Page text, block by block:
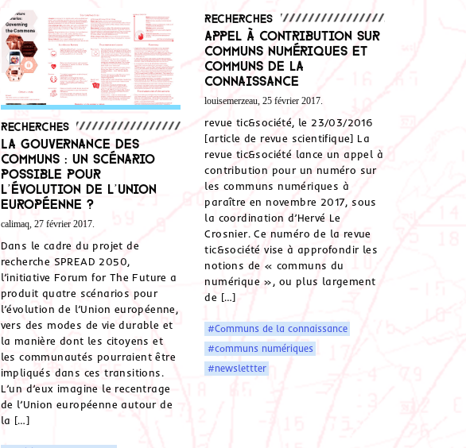
Recherches
La gouvernance des
Communs : un scénario
possible pour
l’évolution de l’Union
européenne ?
calimaq, 27 février 2017.
Dans le cadre du projet de
recherche SPREAD 2050,
l’initiative Forum for The Future a
produit quatre scénarios pour
l’évolution de l’Union européenne,
vers des modes de vie durable et
la manière dont les citoyens et
les communautés pourraient être
impliqués dans ces transitions.
L’un d’eux imagine le recentrage
de l’Union européenne autour de
la […]
Recherches
Appel à contribution sur
Communs numériques et
communs de la
connaissance
louisemerzeau, 25 février 2017.
revue tic&société, le 23/03/2016
[article de revue scientifique] La
revue tic&société lance un appel à
contribution pour un numéro sur
les communs numériques à
paraître en novembre 2017, sous
la coordination d’Hervé Le
Crosnier. Ce numéro de la revue
tic&société vise à approfondir les
notions de « communs du
numérique », ou plus largement
de […]
#Communs de la connaissance
#communs numériques
#newslettter